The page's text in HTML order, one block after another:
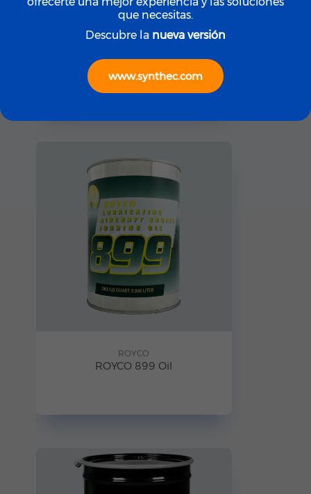
ROYCO LGF (Yellow)
ROYCO
ROYCO 899 Oil
que necesitas.
Descubre la nueva versión
www.synthec.com